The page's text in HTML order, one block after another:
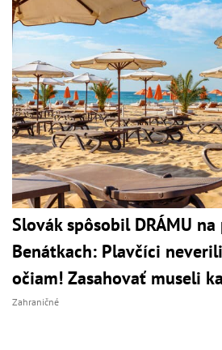
Slovák spôsobil DRÁMU
Benátkach: Plavčíci
očiam! Zasahovať museli
Zahraničné